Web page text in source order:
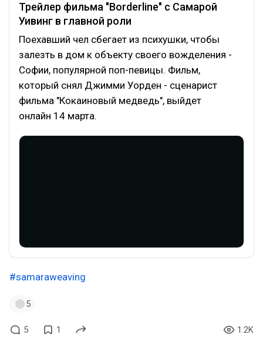
Трейлер фильма "Borderline" с Самарой
Уивинг в главной роли
Поехавший чел сбегает из психушки, чтобы
залезть в дом к объекту своего вожделения -
Софии, популярной поп-певицы. Фильм,
который снял Джимми Уорден - сценарист
фильма "Кокаиновый медведь", выйдет
онлайн 14 марта.
#samaraweaving
5
5 1 1.2K